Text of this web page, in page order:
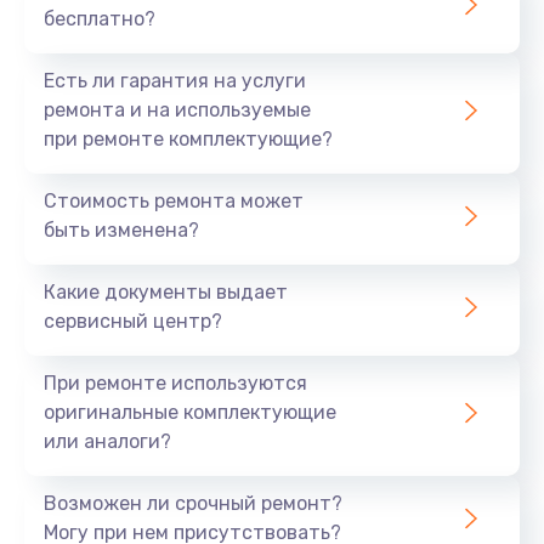
Заказать
Не заряжается
Восстановление после попадания влаги
Заказать
бесплатно?
Есть ли гарантия на услуги
ремонта и на используемые
при ремонте комплектующие?
Стоимость ремонта может
быть изменена?
Какие документы выдает
сервисный центр?
При ремонте используются
оригинальные комплектующие
или аналоги?
Возможен ли срочный ремонт?
Могу при нем присутствовать?